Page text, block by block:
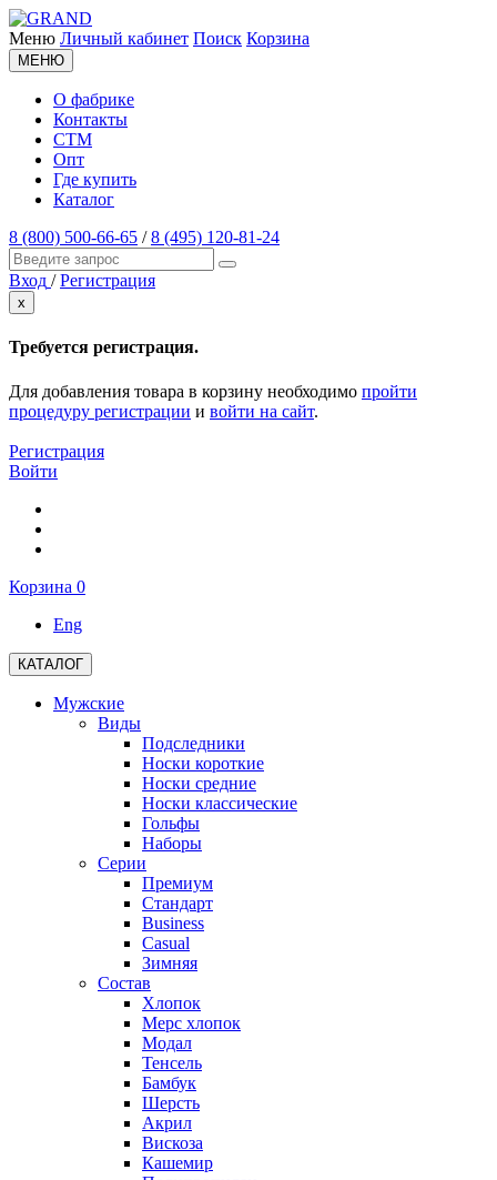
Меню Личный кабинет Поиск Корзина
МЕНЮ
О фабрике
Контакты
СТМ
Опт
Где купить
Каталог
8 (800) 500-66-65 /8 (495) 120-81-24
Вход / Регистрация
x
Требуется регистрация.
Для добавления товара в корзину необходимо пройти
процедуру регистрации и войти на сайт.
Регистрация
Войти
Корзина 0
Eng
КАТАЛОГ
Мужские
Виды
Подследники
Носки короткие
Носки средние
Носки классические
Гольфы
Наборы
Серии
Премиум
Стандарт
Business
Casual
Зимняя
Состав
Хлопок
Мерс хлопок
Модал
Тенсель
Бамбук
Шерсть
Акрил
Вискоза
Кашемир